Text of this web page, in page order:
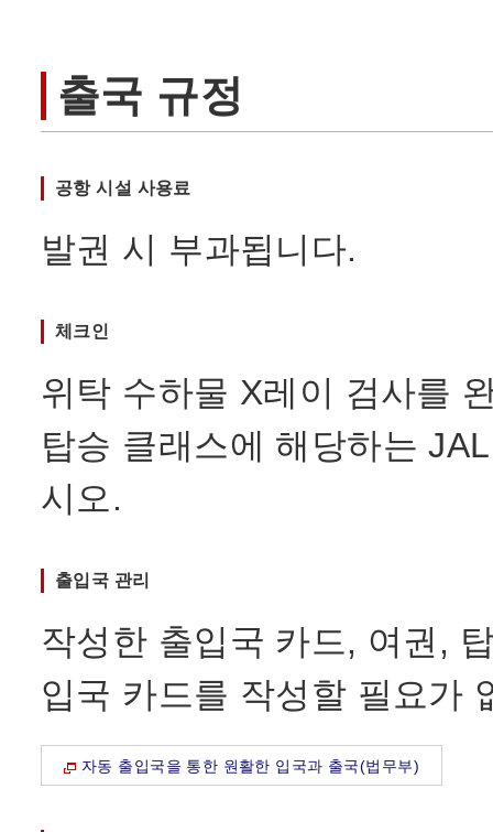
출국 규정
공항 시설 사용료
발권 시 부과됩니다.
체크인
위탁 수하물 X레이 검사를
탑승 클래스에 해당하는
시오.
출입국 관리
작성한 출입국 카드, 여권,
입국 카드를 작성할 필요가
자동 출입국을 통한 원활한 입국과 출국(법무부)